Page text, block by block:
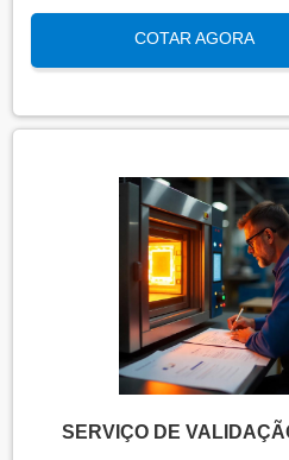
sob condições reais de uso.
assegura que os processos
regulatórios e de qualidade,
COTAR AGORA
SERVIÇO DE